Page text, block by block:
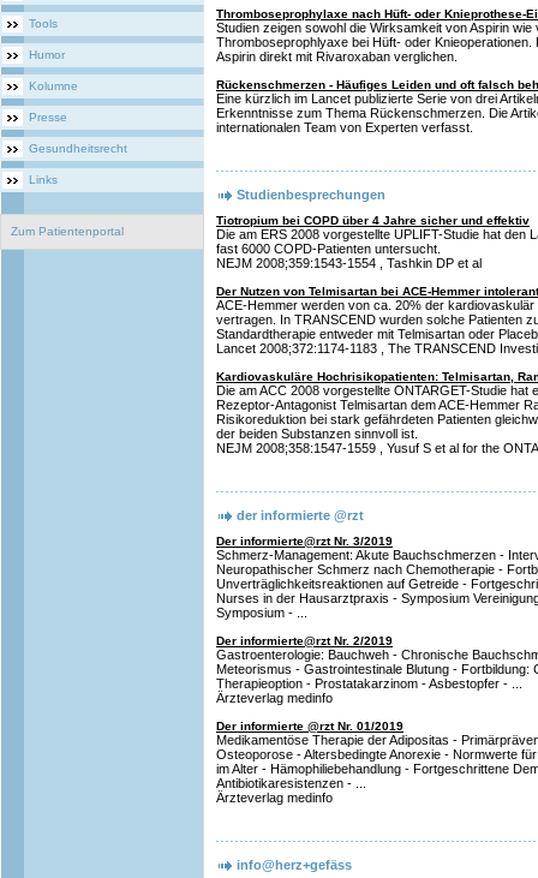
Tools
Humor
Kolumne
Presse
Gesundheitsrecht
Links
Zum Patientenportal
Thromboseprophylaxe nach Hüft- oder Knieprothese-
Studien zeigen sowohl die Wirksamkeit von Aspirin
Thromboseprophlyaxe bei Hüft- oder Knieoperationen.
Aspirin direkt mit Rivaroxaban verglichen.
Rückenschmerzen - Häufiges Leiden und oft falsch
Eine kürzlich im Lancet publizierte Serie von drei
Erkenntnisse zum Thema Rückenschmerzen. Die
internationalen Team von Experten verfasst.
Studienbesprechungen
Tiotropium bei COPD über 4 Jahre sicher und effektiv
Die am ERS 2008 vorgestellte UPLIFT-Studie hat den
fast 6000 COPD-Patienten untersucht.
NEJM 2008;359:1543-1554 , Tashkin DP et al
Der Nutzen von Telmisartan bei ACE-Hemmer
ACE-Hemmer werden von ca. 20% der kardiovaskulär
vertragen. In TRANSCEND wurden solche Patienten
Standardtherapie entweder mit Telmisartan oder
Lancet 2008;372:1174-1183 , The TRANSCEND
Kardiovaskuläre Hochrisikopatienten: Telmisartan,
Die am ACC 2008 vorgestellte ONTARGET-Studie hat
Rezeptor-Antagonist Telmisartan dem ACE-Hemmer
Risikoreduktion bei stark gefährdeten Patienten
der beiden Substanzen sinnvoll ist.
NEJM 2008;358:1547-1559 , Yusuf S et al for the
der informierte @rzt
Der informierte@rzt Nr. 3/2019
Schmerz-Management: Akute Bauchschmerzen -
Neuropathischer Schmerz nach Chemotherapie -
Unverträglichkeitsreaktionen auf Getreide -
Nurses in der Hausarztpraxis - Symposium
Symposium - ...
Der informierte@rzt Nr. 2/2019
Gastroenterologie: Bauchweh - Chronische
Meteorismus - Gastrointestinale Blutung - Fortbildung:
Therapieoption - Prostatakarzinom - Asbestopfer - ...
Ärzteverlag medinfo
Der informierte @rzt Nr. 01/2019
Medikamentöse Therapie der Adipositas -
Osteoporose - Altersbedingte Anorexie - Normwerte
im Alter - Hämophiliebehandlung - Fortgeschrittene
Antibiotikaresistenzen - ...
Ärzteverlag medinfo
info@herz+gefäss